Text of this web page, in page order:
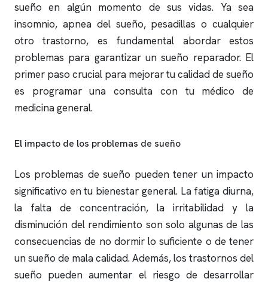
sueño en algún momento de sus vidas. Ya sea
insomnio, apnea del sueño, pesadillas o cualquier
otro trastorno, es fundamental abordar estos
problemas para garantizar un sueño reparador. El
primer paso crucial para mejorar tu calidad de sueño
es programar una consulta con tu médico de
medicina general.
El impacto de los problemas de sueño
Los problemas de sueño pueden tener un impacto
significativo en tu bienestar general. La fatiga diurna,
la falta de concentración, la irritabilidad y la
disminución del rendimiento son solo algunas de las
consecuencias de no dormir lo suficiente o de tener
un sueño de mala calidad. Además, los trastornos del
sueño pueden aumentar el riesgo de desarrollar